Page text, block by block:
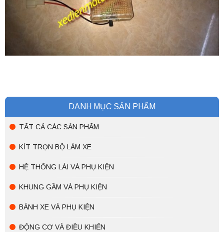
DANH MỤC SẢN PHẨM
TẤT CẢ CÁC SẢN PHẨM
KÍT TRỌN BỘ LÀM XE
HỆ THỐNG LÁI VÀ PHỤ KIỆN
KHUNG GẦM VÀ PHỤ KIỆN
BÁNH XE VÀ PHỤ KIỆN
ĐỘNG CƠ VÀ ĐIỀU KHIỂN